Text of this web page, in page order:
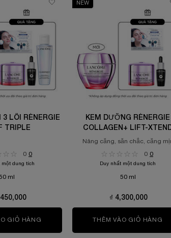
LÕI RÉNERGIE
TRIPLE
0 0
một dung tích
ml
GIỎ HÀNG SERUM TƯƠI 3 LÕI RÉNERGIE H.C.F
NEW
KEM DƯỠNG RÉNERGIE
COLLAGEN+ LIFT-
CREAM
Nâng căng, săn chắc, căng
0 0
Duy nhất một dung tích
50 ml
₫ 4,300,000
THÊM VÀO GIỎ HÀNG